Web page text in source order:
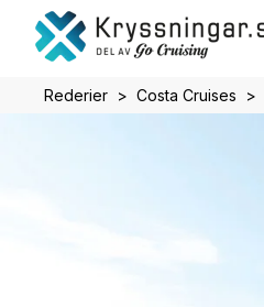
Rederier Costa Cruises